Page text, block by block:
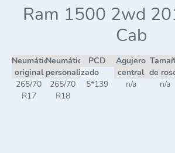
Ram 1500 2wd
Cab
Neumático
original
Neumático
personalizado
PCD
Agujero
central de
265/70
R17
265/70
R18
5*139 n/a n/a